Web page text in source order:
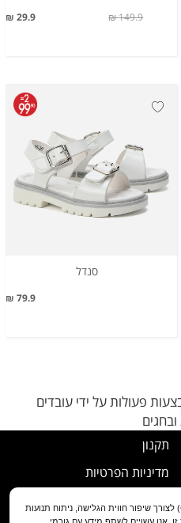
29.9 ₪ 149.9 ₪
סנדל
79.9 ₪
פעולות על ידי עובדים
תקנון
מדיניות הפרטיות
נוהל ביטול עסקה
באתר זה נעשה שימוש בעוגיות (Cookies) לצורך שיפור חווית הגלישה, ניתוח תנועות